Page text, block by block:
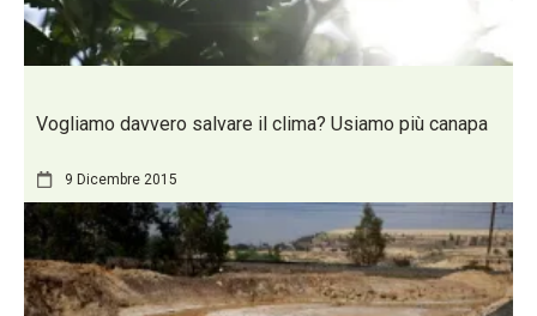
Vogliamo davvero salvare il clima? Usiamo più canapa
9 Dicembre 2015